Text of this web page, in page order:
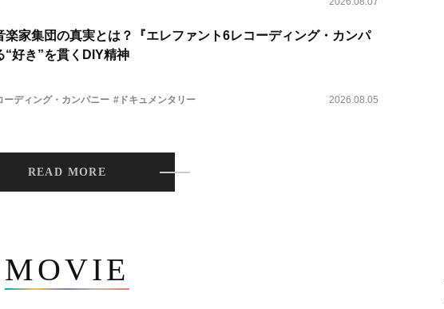
楽家集団の真実とは？『エレファント6レコーディング・カンパ
“好き”を貫くDIY精神
ーディング・カンパニー #ドキュメンタリー 2026.08.05
READ MORE
MOVIE